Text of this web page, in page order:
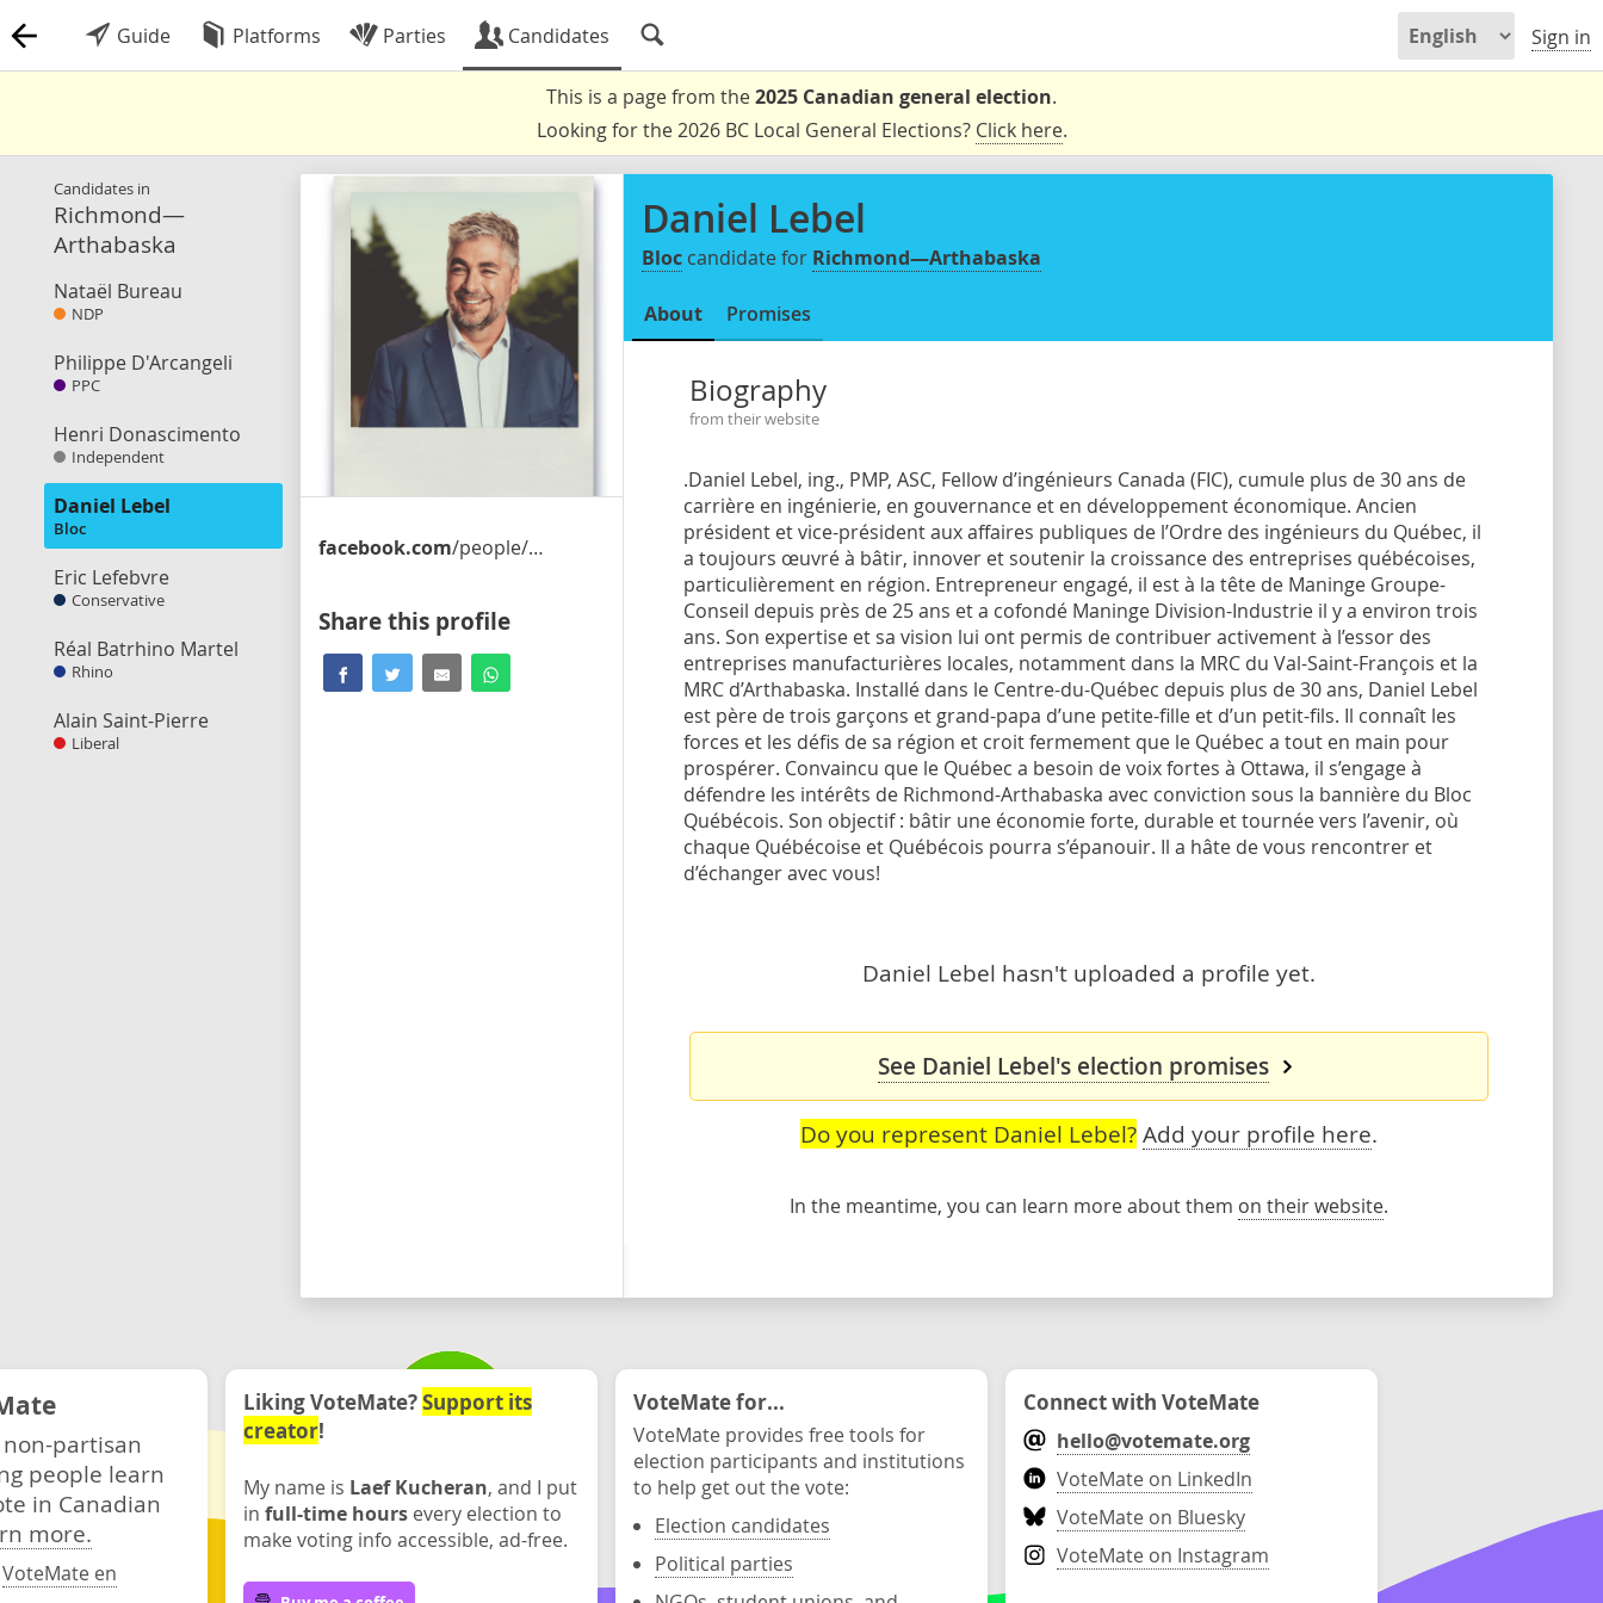
Guide Platforms Parties Candidates Sign in
This is a page from the2025 Canadian general election.
Looking for the 2026 BC Local General Elections? Click here.
Candidates in
Richmond—
Arthabaska
Nataël Bureau
NDP
Philippe D'Arcangeli
PPC
Henri Donascimento
Independent
Daniel Lebel
Bloc
Eric Lefebvre
Conservative
Réal Batrhino Martel
Rhino
Alain Saint-Pierre
Liberal
facebook.com/people/Daniel-Lebel/61566809499126/
Share this profile
Daniel Lebel
Bloc candidate for Richmond—Arthabaska
About Promises
Biography
from their website
.Daniel Lebel, ing., PMP, ASC, Fellow d’ingénieurs Canada (FIC), cumule plus de 30 ans de
carrière en ingénierie, en gouvernance et en développement économique. Ancien
président et vice-président aux affaires publiques de l’Ordre des ingénieurs du Québec, il
a toujours œuvré à bâtir, innover et soutenir la croissance des entreprises québécoises,
particulièrement en région. Entrepreneur engagé, il est à la tête de Maninge Groupe-
Conseil depuis près de 25 ans et a cofondé Maninge Division-Industrie il y a environ trois
ans. Son expertise et sa vision lui ont permis de contribuer activement à l’essor des
entreprises manufacturières locales, notamment dans la MRC du Val-Saint-François et la
MRC d’Arthabaska. Installé dans le Centre-du-Québec depuis plus de 30 ans, Daniel Lebel
est père de trois garçons et grand-papa d’une petite-fille et d’un petit-fils. Il connaît les
forces et les défis de sa région et croit fermement que le Québec a tout en main pour
prospérer. Convaincu que le Québec a besoin de voix fortes à Ottawa, il s’engage à
défendre les intérêts de Richmond-Arthabaska avec conviction sous la bannière du Bloc
Québécois. Son objectif : bâtir une économie forte, durable et tournée vers l’avenir, où
chaque Québécoise et Québécois pourra s’épanouir. Il a hâte de vous rencontrer et
d’échanger avec vous!
Daniel Lebel hasn't uploaded a profile yet.
See Daniel Lebel's election promises
Do you represent Daniel Lebel? Add your profile here.
In the meantime, you can learn more about them on their website.
partisan
people learn
in Canadian
more.
VoteMate en
Liking VoteMate?Support its
creator!
My name is Laef Kucheran, and I put
in full-time hours every election to
make voting info accessible, ad-free.
VoteMate for...
VoteMate provides free tools for
election participants and institutions
to help get out the vote:
Election candidates
Political parties
Connect with VoteMate
hello@votemate.org
VoteMate on LinkedIn
VoteMate on Bluesky
VoteMate on Instagram